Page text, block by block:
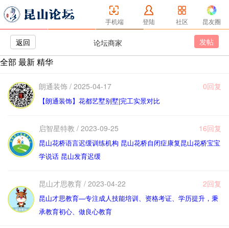
手机端 登陆 社区 昆友圈
返回 论坛商家 发帖
全部 最新精华
朗通装饰 / 2025-04-17 0回复
【朗通装饰】花都艺墅别墅|完工实景对比
启智星特教 / 2023-09-25 16回复
昆山花桥语言迟缓训练机构 昆山花桥自闭症康复昆山花桥宝宝
学说话 昆山发育迟缓
昆山才思教育 / 2023-04-22 2回复
昆山才思教育—专注成人技能培训、资格考证、学历提升，秉
承教育初心、做良心教育